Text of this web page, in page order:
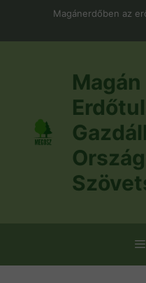
Magánerdőben az
Magán